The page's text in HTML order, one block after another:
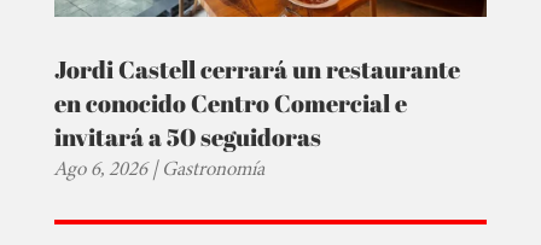
Jordi Castell cerrará un restaurante
en conocido Centro Comercial e
invitará a 50 seguidoras
Ago 6, 2026|Gastronomía